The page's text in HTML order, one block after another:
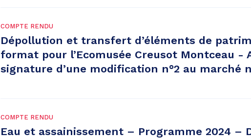
COMPTE RENDU
Dépollution et transfert d’éléments de
format pour l’Ecomusée Creusot Montceau -
signature d’une modification n°2 au marché
COMPTE RENDU
Eau et assainissement – Programme 2024 –